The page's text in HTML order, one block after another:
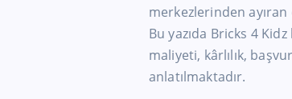
merkezlerinden
Bu yazıda Bricks 4
maliyeti, kârlılık,
anlatılmaktadır.